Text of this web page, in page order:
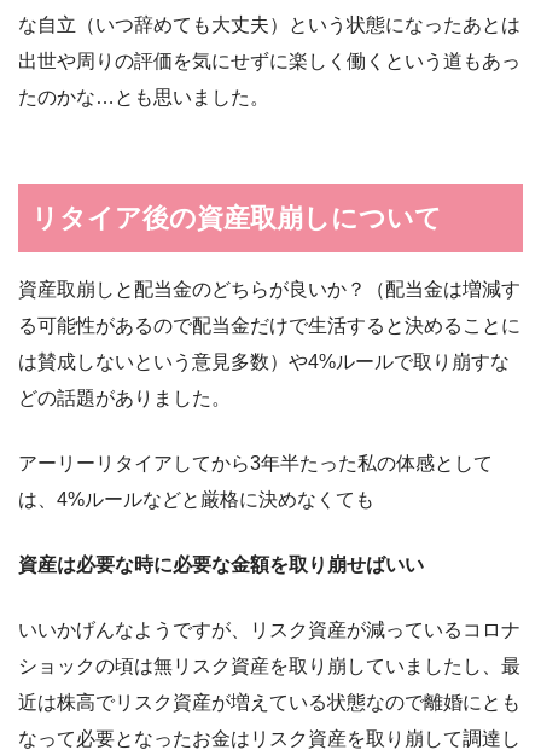
な自立（いつ辞めても大丈夫）という状態になったあとは
出世や周りの評価を気にせずに楽しく働くという道もあっ
たのかな…とも思いました。
リタイア後の資産取崩しについて
資産取崩しと配当金のどちらが良いか？（配当金は増減す
る可能性があるので配当金だけで生活すると決めることに
は賛成しないという意見多数）や4%ルールで取り崩すな
どの話題がありました。
アーリーリタイアしてから3年半たった私の体感として
は、4%ルールなどと厳格に決めなくても
資産は必要な時に必要な金額を取り崩せばいい
いいかげんなようですが、リスク資産が減っているコロナ
ショックの頃は無リスク資産を取り崩していましたし、最
近は株高でリスク資産が増えている状態なので離婚にとも
なって必要となったお金はリスク資産を取り崩して調達し